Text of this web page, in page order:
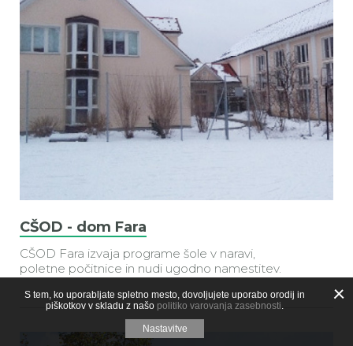
S tem, ko uporabljate spletno mesto, dovoljujete uporabo orodij in
piškotkov v skladu z našo politiko varovanja zasebnosti.
Nastavitve
CŠOD - dom Fara
CŠOD Fara izvaja programe šole v naravi,
poletne počitnice in nudi ugodno namestitev.